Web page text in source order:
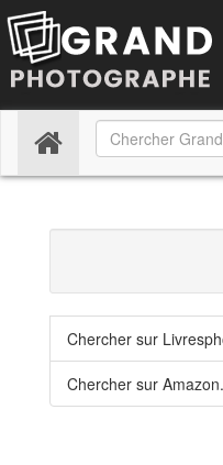
(current)
Chercher sur
Chercher sur